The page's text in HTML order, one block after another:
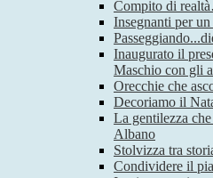
Compito di
Insegnanti per
Inaugurato il
Maschio con gli
Orecchie che
Decoriamo il
La gentilezza
Albano
Stolvizza tra
Condividere il